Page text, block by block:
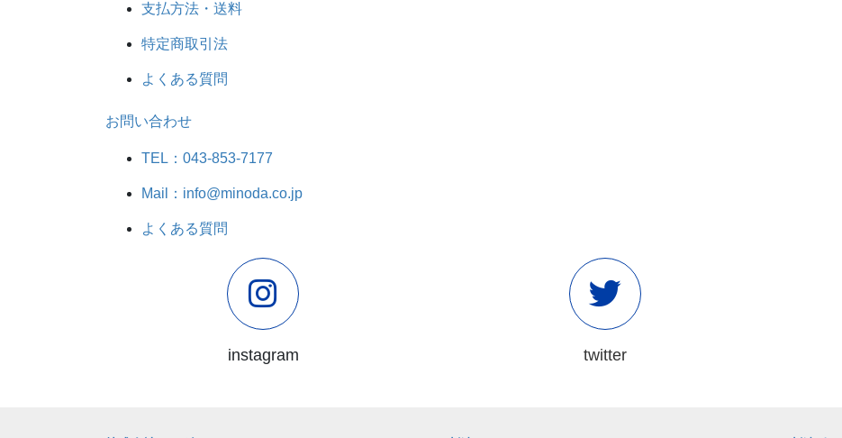
支払方法・送料
特定商取引法
よくある質問
お問い合わせ
TEL：043-853-7177
Mail：info@minoda.co.jp
よくある質問
instagram twitter